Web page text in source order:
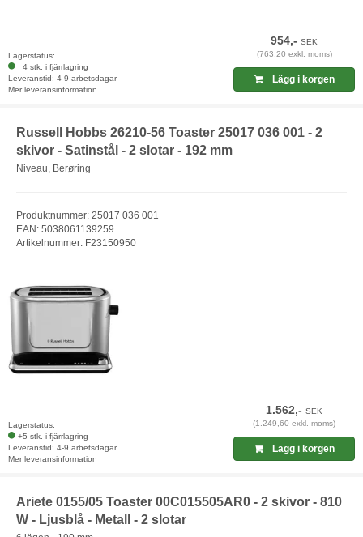
Lagerstatus:
4 stk. i fjärrlagring
Leveranstid: 4-9 arbetsdagar
Mer leveransinformation
954,-SEK
(763,20 exkl. moms)
Lägg i korgen
Russell Hobbs 26210-56 Toaster 25017 036 001 - 2
skivor - Satinstål - 2 slotar - 192 mm
Niveau, Berøring
Produktnummer: 25017 036 001
EAN: 5038061139259
Artikelnummer: F23150950
Lagerstatus:
+5 stk. i fjärrlagring
Leveranstid: 4-9 arbetsdagar
Mer leveransinformation
1.562,-SEK
(1.249,60 exkl. moms)
Lägg i korgen
Ariete 0155/05 Toaster 00C015505AR0 - 2 skivor - 810
W - Ljusblå - Metall - 2 slotar